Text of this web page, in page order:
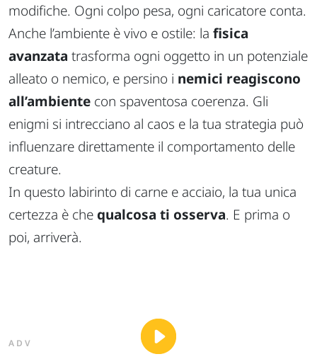
modifiche. Ogni colpo pesa, ogni caricatore conta.
Anche l’ambiente è vivo e ostile: la fisica
avanzata trasforma ogni oggetto in un potenziale
alleato o nemico, e persino i nemici reagiscono
all’ambiente con spaventosa coerenza. Gli
enigmi si intrecciano al caos e la tua strategia può
influenzare direttamente il comportamento delle
creature.
In questo labirinto di carne e acciaio, la tua unica
certezza è che qualcosa ti osserva. E prima o
poi, arriverà.
ADV